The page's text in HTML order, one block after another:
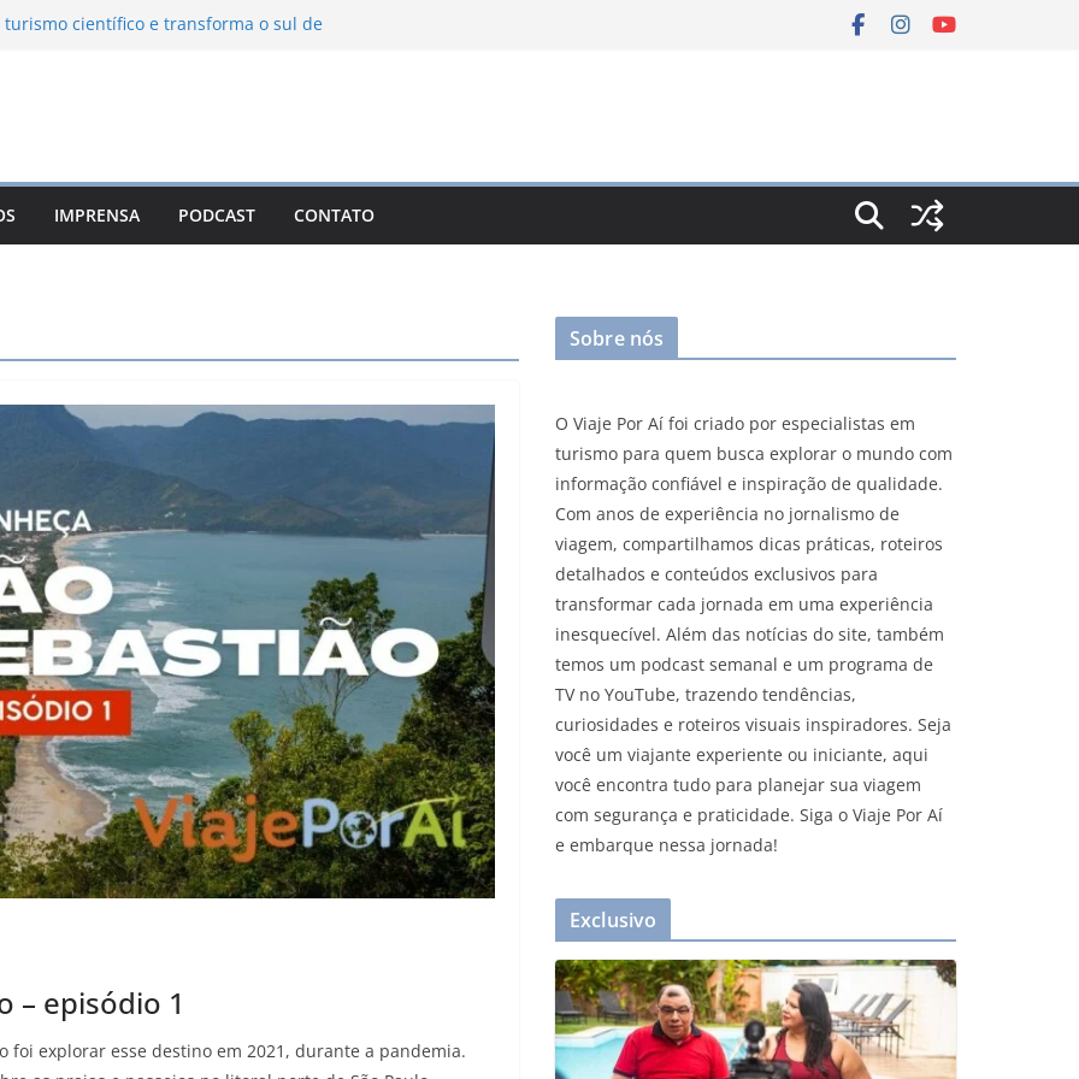
científico e transforma o sul de
das serras brasileiras
Ambiental Immensità bate recorde de
do Jordão
León: o Pueblo Mágico com ruas
e turismo à beira da represa
IMPRENSA PODCAST CONTATO
– episódio 1
foi explorar esse destino em 2021, durante a pandemia.
Sobre nós
O Viaje Por Aí foi criado por especialistas em
turismo para quem busca explorar o mundo com
informação confiável e inspiração de qualidade.
Com anos de experiência no jornalismo de
viagem, compartilhamos dicas práticas, roteiros
detalhados e conteúdos exclusivos para
transformar cada jornada em uma experiência
inesquecível. Além das notícias do site, também
temos um podcast semanal e um programa de
TV no YouTube, trazendo tendências,
curiosidades e roteiros visuais inspiradores. Seja
você um viajante experiente ou iniciante, aqui
você encontra tudo para planejar sua viagem
com segurança e praticidade. Siga o Viaje Por Aí
e embarque nessa jornada!
Exclusivo